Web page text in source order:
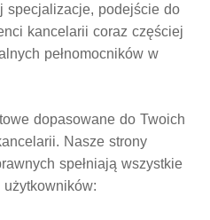
specjalizacje, podejście do
kancelarii coraz częściej
pełnomocników w
dopasowane do Twoich
Nasze strony
spełniają wszystkie
użytkowników: